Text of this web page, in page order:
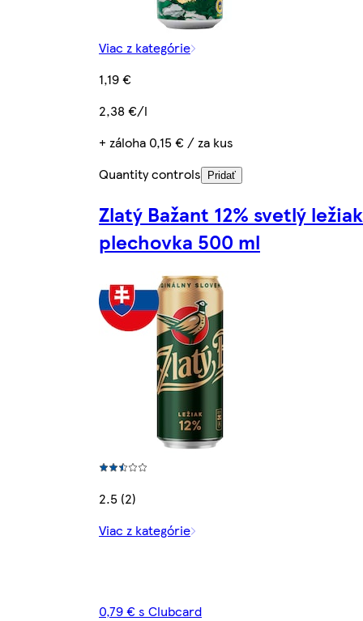
Viac z kategórie
1,19 €
2,38 €/l
+ záloha 0,15 € / za kus
Quantity controls
Pridať
Zlatý Bažant 12% svetlý ležiak
plechovka 500 ml
2.5 (2)
Viac z kategórie
0,79 € s Clubcard